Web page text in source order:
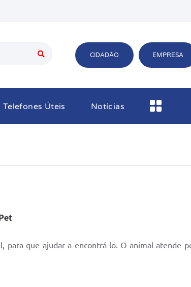
CIDADÃO EMPRESA
Telefones Úteis Notícias
para que ajudar a encontrá-lo. O animal atende